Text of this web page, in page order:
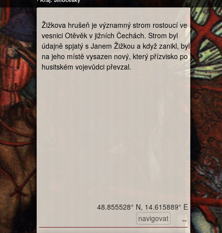
Žižkova hrušeň je významný strom rostoucí ve
vesnici Otěvěk v jižních Čechách. Strom byl
údajně spjatý s Janem Žižkou a když zanikl, byl
na jeho místě vysazen nový, který přízvisko po
husitském vojevůdci převzal.
↔
48.855528° N, 14.615889° E
navigovat